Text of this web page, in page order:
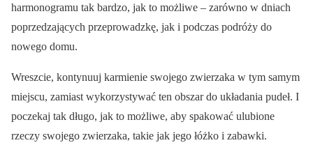
harmonogramu tak bardzo, jak to możliwe – zarówno w dniach
poprzedzających przeprowadzkę, jak i podczas podróży do
nowego domu.
Wreszcie, kontynuuj karmienie swojego zwierzaka w tym samym
miejscu, zamiast wykorzystywać ten obszar do układania pudeł. I
poczekaj tak długo, jak to możliwe, aby spakować ulubione
rzeczy swojego zwierzaka, takie jak jego łóżko i zabawki.